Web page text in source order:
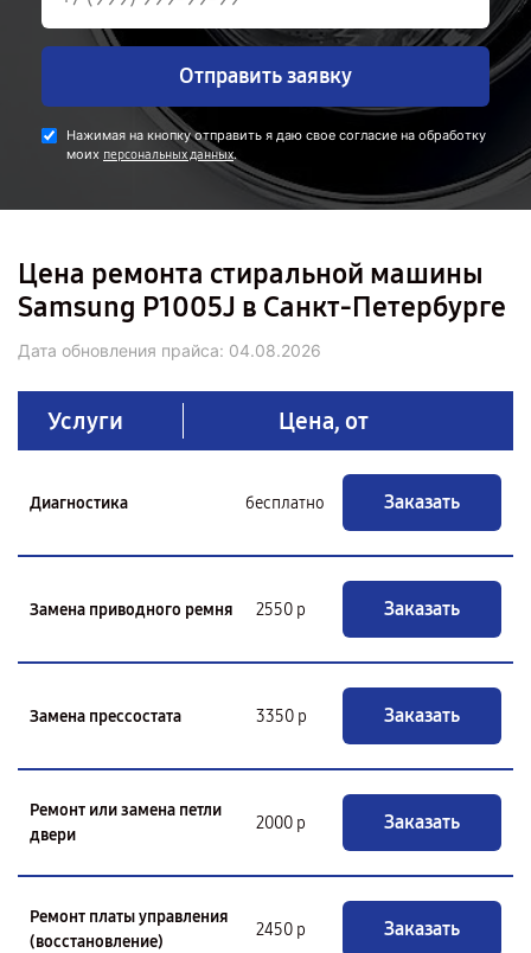
Отправить заявку
Нажимая на кнопку отправить я даю свое согласие на обработку
моих персональных данных.
Цена ремонта стиральной машины
Samsung P1005J в Санкт-Петербурге
Дата обновления прайса: 04.08.2026
Услуги Цена, от
Диагностика бесплатно Заказать
Замена приводного ремня 2550 р Заказать
Замена прессостата 3350 р Заказать
Ремонт или замена петли
двери
2000 р Заказать
Ремонт платы управления
(восстановление)
2450 р Заказать